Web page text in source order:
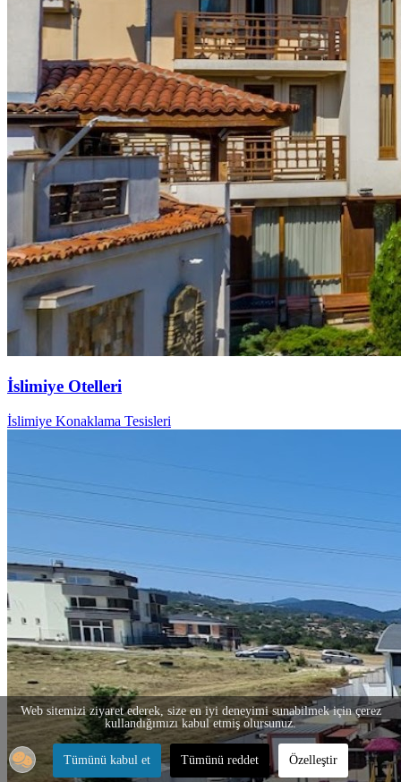
İslimiye Otelleri
İslimiye Konaklama Tesisleri
Web sitemizi ziyaret ederek, size en iyi deneyimi sunabilmek için çerez
kullandığımızı kabul etmiş olursunuz.
Tümünü kabul et Tümünü reddet Özelleştir